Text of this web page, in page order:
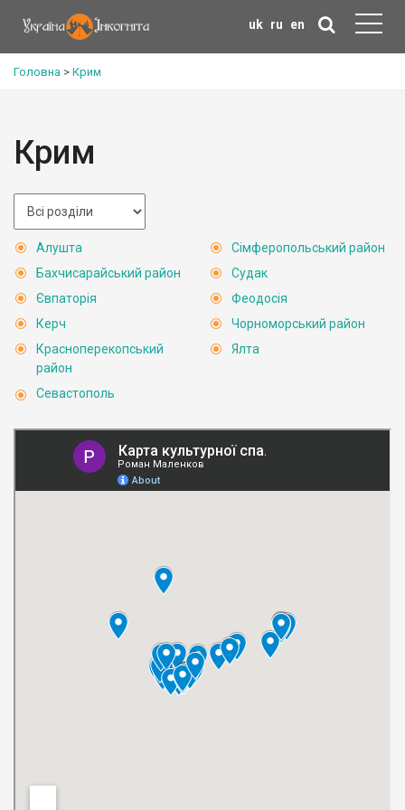
uk ru en
Головна > Крим
Крим
Алушта
Бахчисарайський район
Євпаторія
Керч
Красноперекопський
район
Севастополь
Сімферопольський район
Судак
Феодосія
Чорноморський район
Ялта